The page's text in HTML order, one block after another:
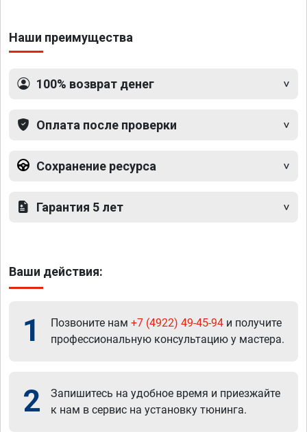
Наши преимущества
100% возврат денег
Оплата после проверки
Сохранение ресурса
Гарантия 5 лет
Ваши действия:
1 Позвоните нам +7 (4922) 49-45-94 и получите
профессиональную консультацию у мастера.
2
Запишитесь на удобное время и приезжайте
к нам в сервис на установку тюнинга.